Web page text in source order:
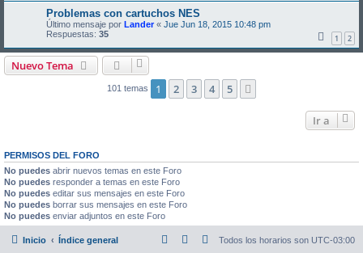
Problemas con cartuchos NES
Último mensaje por Lander« Jue Jun 18, 2015 10:48 pm
Respuestas: 35 1 2
Nuevo Tema
101 temas 1 2 3 4 5
Ir a
PERMISOS DEL FORO
No puedes abrir nuevos temas en este Foro
No puedes responder a temas en este Foro
No puedes editar sus mensajes en este Foro
No puedes borrar sus mensajes en este Foro
No puedes enviar adjuntos en este Foro
Inicio Índice general Todos los horarios son UTC-03:00